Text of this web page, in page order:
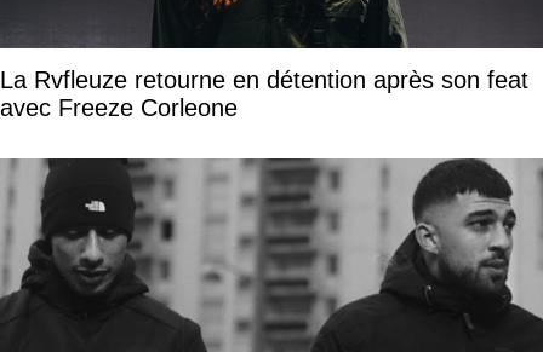
La Rvfleuze retourne en détention après son feat
avec Freeze Corleone